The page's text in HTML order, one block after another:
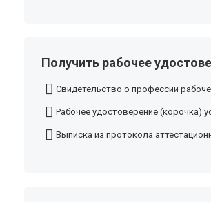
Получить рабочее
Свидетельство о профессии
Рабочее удостоверение (корочка)
Выписка из протокола